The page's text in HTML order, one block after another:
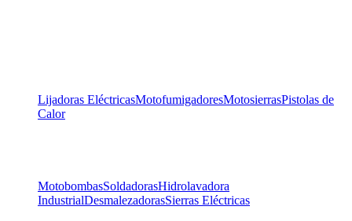
Lijadoras EléctricasMotofumigadoresMotosierrasPistolas de
Calor
MotobombasSoldadorasHidrolavadora
IndustrialDesmalezadorasSierras Eléctricas